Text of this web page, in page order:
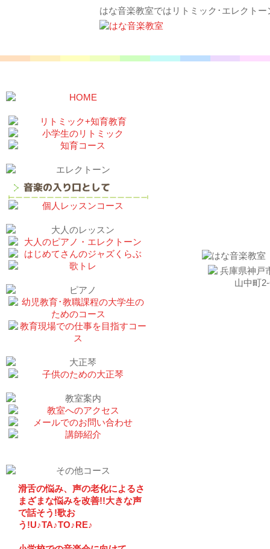
はな音楽教室ではリトミック･エレクト
滑舌の悩み、声の老化によるさ
まざまな悩みを改善!!大きな声
で話そう!歌お
う!U♪TA♪TO♪RE♪